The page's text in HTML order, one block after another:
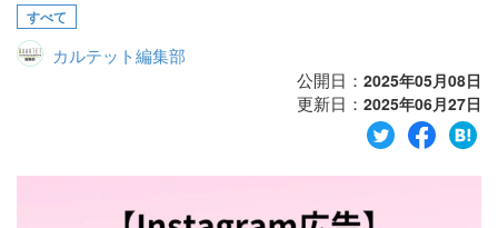
代理店の乗り換えをお考えの方
会社概要
お問い合わせ
すべて
カルテット編集部
公開日： 2025年05月08日
更新日： 2025年06月27日